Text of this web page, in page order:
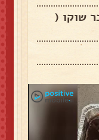
שוקו (